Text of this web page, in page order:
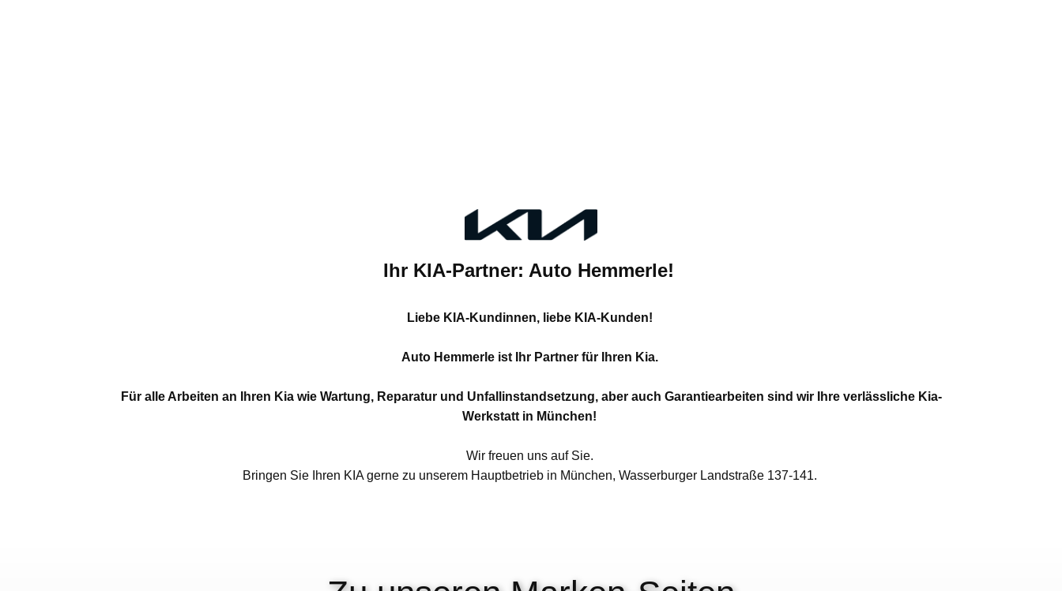
Ihr KIA-Partner: Auto Hemmerle!
Liebe KIA-Kundinnen, liebe KIA-Kunden!
Auto Hemmerle ist Ihr Partner für Ihren Kia.
Für alle Arbeiten an Ihren Kia wie Wartung, Reparatur und Unfallinstandsetzung, aber auch Garantiearbeiten sind wir Ihre verlässliche Kia-
Werkstatt in München!
Wir freuen uns auf Sie.
Bringen Sie Ihren KIA gerne zu unserem Hauptbetrieb in München, Wasserburger Landstraße 137-141.